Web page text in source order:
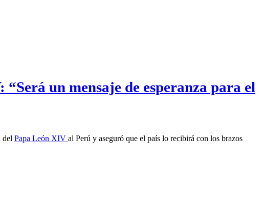
un mensaje de esperanza para el
del Papa León XIV al Perú y aseguró que el país lo recibirá con los brazos